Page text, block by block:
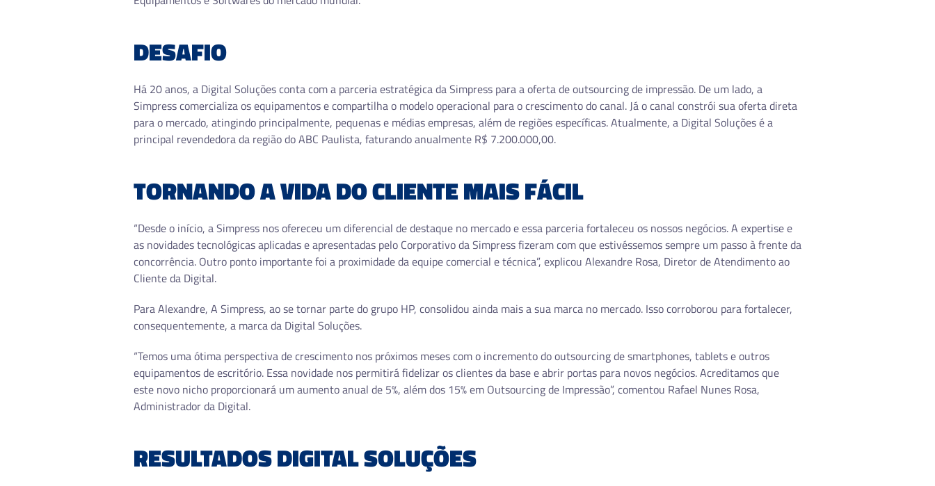
DESAFIO
Há 20 anos, a Digital Soluções conta com a parceria estratégica da Simpress para a oferta de outsourcing de impressão. De um lado, a
Simpress comercializa os equipamentos e compartilha o modelo operacional para o crescimento do canal. Já o canal constrói sua oferta direta
para o mercado, atingindo principalmente, pequenas e médias empresas, além de regiões específicas. Atualmente, a Digital Soluções é a
principal revendedora da região do ABC Paulista, faturando anualmente R$ 7.200.000,00.
TORNANDO A VIDA DO CLIENTE MAIS FÁCIL
“Desde o início, a Simpress nos ofereceu um diferencial de destaque no mercado e essa parceria fortaleceu os nossos negócios. A expertise e
as novidades tecnológicas aplicadas e apresentadas pelo Corporativo da Simpress fizeram com que estivéssemos sempre um passo à frente da
concorrência. Outro ponto importante foi a proximidade da equipe comercial e técnica”, explicou Alexandre Rosa, Diretor de Atendimento ao
Cliente da Digital.
Para Alexandre, A Simpress, ao se tornar parte do grupo HP, consolidou ainda mais a sua marca no mercado. Isso corroborou para fortalecer,
consequentemente, a marca da Digital Soluções.
“Temos uma ótima perspectiva de crescimento nos próximos meses com o incremento do outsourcing de smartphones, tablets e outros
equipamentos de escritório. Essa novidade nos permitirá fidelizar os clientes da base e abrir portas para novos negócios. Acreditamos que
este novo nicho proporcionará um aumento anual de 5%, além dos 15% em Outsourcing de Impressão”, comentou Rafael Nunes Rosa,
Administrador da Digital.
RESULTADOS DIGITAL SOLUÇÕES